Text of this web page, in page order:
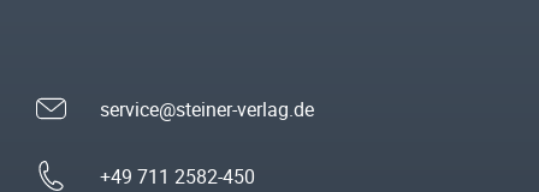
service@steiner-verlag.de
+49 711 2582-450